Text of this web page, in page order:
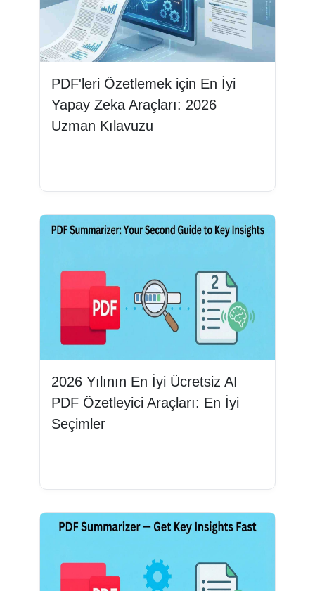
PDF'leri Özetlemek için En İyi
Yapay Zeka Araçları: 2026
Uzman Kılavuzu
2026 Yılının En İyi Ücretsiz AI
PDF Özetleyici Araçları: En İyi
Seçimler